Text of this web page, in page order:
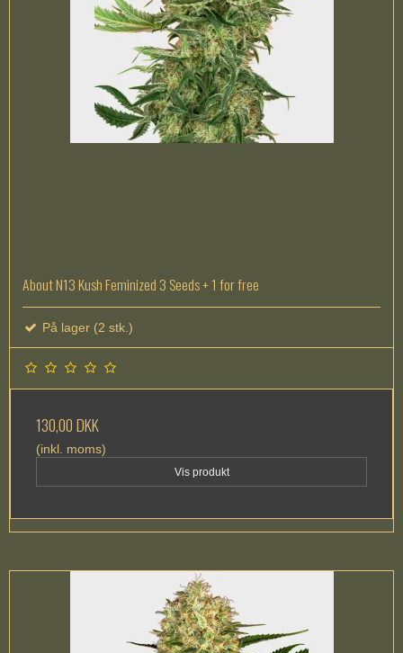
About N13 Kush Feminized 3 Seeds + 1 for free
På lager (2 stk.)
130,00 DKK
(inkl. moms)
Vis produkt